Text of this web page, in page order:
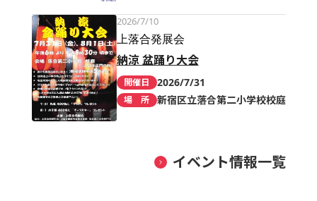
2026/7/10
上落合発展会
納涼 盆踊り大会
開催日 2026/7/31
場 所 新宿区立落合第二小学校校庭
イベント情報一覧